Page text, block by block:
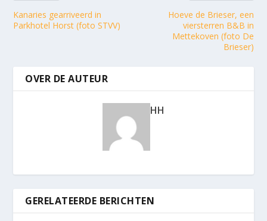
Kanaries gearriveerd in
Parkhotel Horst (foto STVV)
Hoeve de Brieser, een
viersterren B&B in
Mettekoven (foto De
Brieser)
OVER DE AUTEUR
HH
GERELATEERDE BERICHTEN